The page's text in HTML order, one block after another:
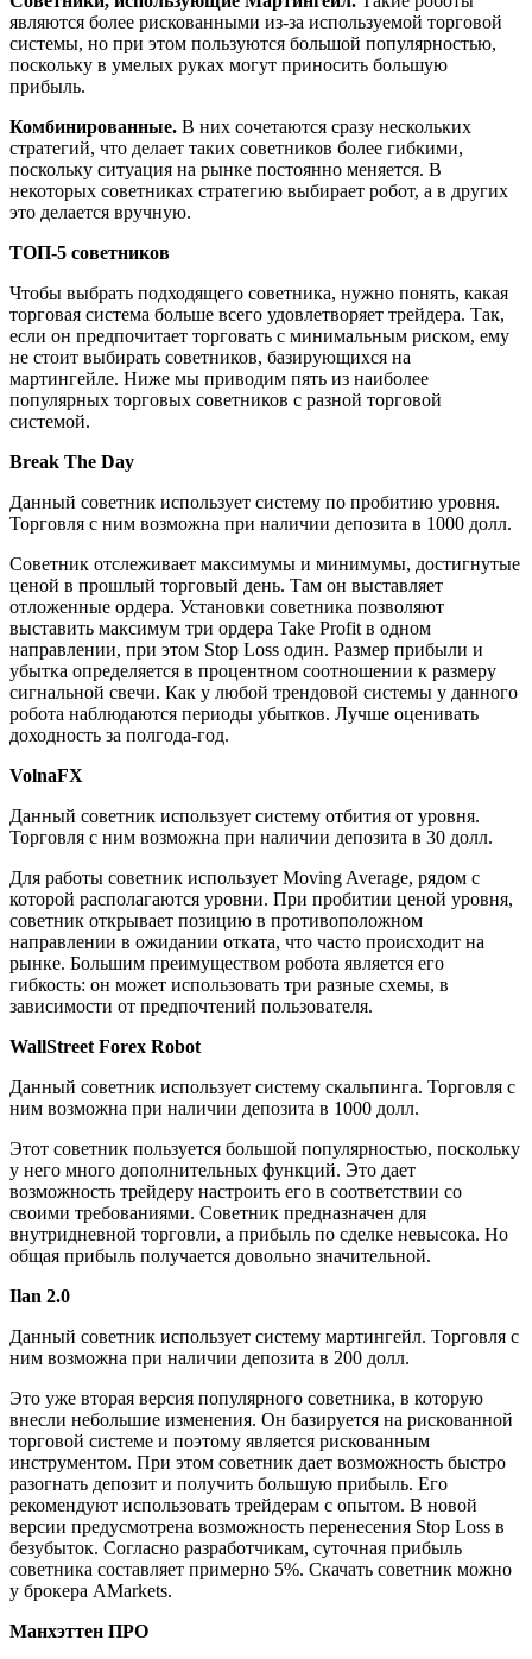
являются более рискованными из-за используемой торговой
системы, но при этом пользуются большой популярностью,
поскольку в умелых руках могут приносить большую
прибыль.
Комбинированные. В них сочетаются сразу нескольких
стратегий, что делает таких советников более гибкими,
поскольку ситуация на рынке постоянно меняется. В
некоторых советниках стратегию выбирает робот, а в других
это делается вручную.
ТОП-5 советников
Чтобы выбрать подходящего советника, нужно понять, какая
торговая система больше всего удовлетворяет трейдера. Так,
если он предпочитает торговать с минимальным риском, ему
не стоит выбирать советников, базирующихся на
мартингейле. Ниже мы приводим пять из наиболее
популярных торговых советников с разной торговой
системой.
Break The Day
Данный советник использует систему по пробитию уровня.
Торговля с ним возможна при наличии депозита в 1000 долл.
Советник отслеживает максимумы и минимумы, достигнутые
ценой в прошлый торговый день. Там он выставляет
отложенные ордера. Установки советника позволяют
выставить максимум три ордера Take Profit в одном
направлении, при этом Stop Loss один. Размер прибыли и
убытка определяется в процентном соотношении к размеру
сигнальной свечи. Как у любой трендовой системы у данного
робота наблюдаются периоды убытков. Лучше оценивать
доходность за полгода-год.
VolnaFX
Данный советник использует систему отбития от уровня.
Торговля с ним возможна при наличии депозита в 30 долл.
Для работы советник использует Moving Average, рядом с
которой располагаются уровни. При пробитии ценой уровня,
советник открывает позицию в противоположном
направлении в ожидании отката, что часто происходит на
рынке. Большим преимуществом робота является его
гибкость: он может использовать три разные схемы, в
зависимости от предпочтений пользователя.
WallStreet Forex Robot
Данный советник использует систему скальпинга. Торговля с
ним возможна при наличии депозита в 1000 долл.
Этот советник пользуется большой популярностью, поскольку
у него много дополнительных функций. Это дает
возможность трейдеру настроить его в соответствии со
своими требованиями. Советник предназначен для
внутридневной торговли, а прибыль по сделке невысока. Но
общая прибыль получается довольно значительной.
Ilan 2.0
Данный советник использует систему мартингейл. Торговля с
ним возможна при наличии депозита в 200 долл.
Это уже вторая версия популярного советника, в которую
внесли небольшие изменения. Он базируется на рискованной
торговой системе и поэтому является рискованным
инструментом. При этом советник дает возможность быстро
разогнать депозит и получить большую прибыль. Его
рекомендуют использовать трейдерам с опытом. В новой
версии предусмотрена возможность перенесения Stop Loss в
безубыток. Согласно разработчикам, суточная прибыль
советника составляет примерно 5%. Скачать советник можно
у брокера AMarkets.
Манхэттен ПРО